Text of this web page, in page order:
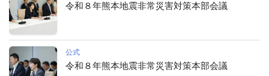
令和８年熊本地震非常災害対策本部会議
公式
令和８年熊本地震非常災害対策本部会議